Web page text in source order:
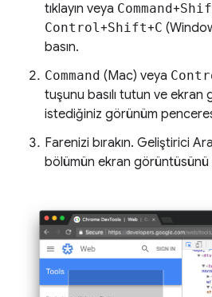
tıklayın veya Command+
Control+Shift+C
basın.
Command (Mac) veya
tuşunu basılı tutun ve
istediğiniz görünüm
Farenizi bırakın. Geliştirici
bölümün ekran görüntüsünü